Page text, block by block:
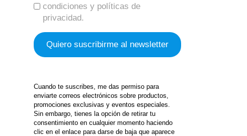
condiciones y políticas de
privacidad.
Cuando te suscribes, me das permiso para
enviarte correos electrónicos sobre productos,
promociones exclusivas y eventos especiales.
Sin embargo, tienes la opción de retirar tu
consentimiento en cualquier momento haciendo
clic en el enlace para darse de baja que aparece